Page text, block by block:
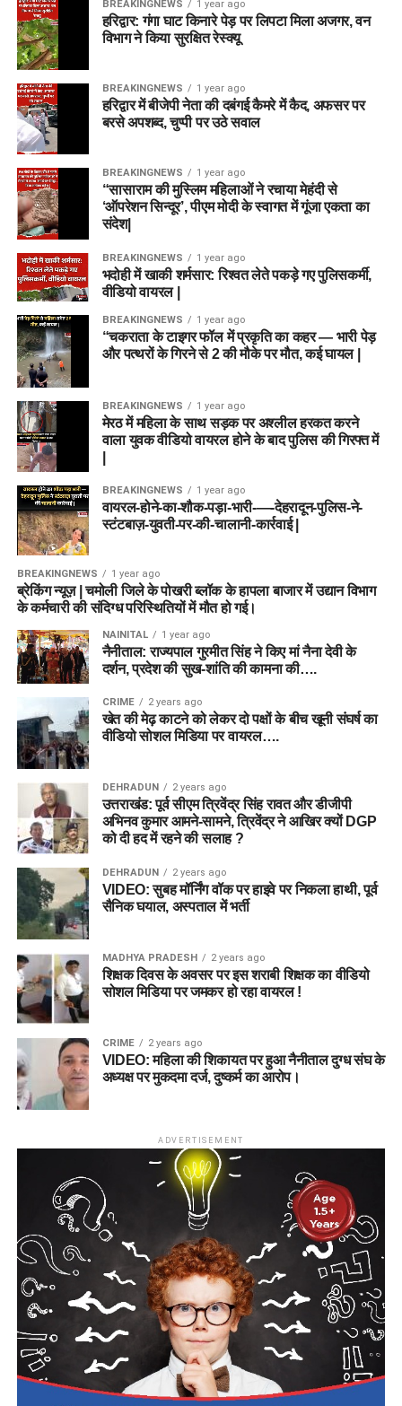
BREAKINGNEWS 1 year ago
हरिद्वार: गंगा घाट किनारे पेड़ पर लिपटा मिला अजगर, वन
विभाग ने किया सुरक्षित रेस्क्यू
BREAKINGNEWS 1 year ago
हरिद्वार में बीजेपी नेता की दबंगई कैमरे में कैद, अफसर पर
बरसे अपशब्द, चुप्पी पर उठे सवाल
BREAKINGNEWS 1 year ago
“सासाराम की मुस्लिम महिलाओं ने रचाया मेहंदी से
‘ऑपरेशन सिन्दूर’, पीएम मोदी के स्वागत में गूंजा एकता का
संदेश|
BREAKINGNEWS 1 year ago
भदोही में खाकी शर्मसार: रिश्वत लेते पकड़े गए पुलिसकर्मी,
वीडियो वायरल |
BREAKINGNEWS 1 year ago
“चकराता के टाइगर फॉल में प्रकृति का कहर — भारी पेड़
और पत्थरों के गिरने से 2 की मौके पर मौत, कई घायल |
BREAKINGNEWS 1 year ago
मेरठ में महिला के साथ सड़क पर अश्लील हरकत करने
वाला युवक वीडियो वायरल होने के बाद पुलिस की गिरफ्त में
BREAKINGNEWS 1 year ago
वायरल-होने-का-शौक-पड़ा-भारी-—-देहरादून-पुलिस-ने-
स्टंटबाज़-युवती-पर-की-चालानी-कार्रवाई |
BREAKINGNEWS 1 year ago
ब्रेकिंग न्यूज़ | चमोली जिले के पोखरी ब्लॉक के हापला बाजार में उद्यान विभाग
के कर्मचारी की संदिग्ध परिस्थितियों में मौत हो गई।
NAINITAL 1 year ago
नैनीताल: राज्यपाल गुरमीत सिंह ने किए मां नैना देवी के
दर्शन, प्रदेश की सुख-शांति की कामना की….
CRIME 2 years ago
खेत की मेढ़ काटने को लेकर दो पक्षों के बीच खूनी संघर्ष का
वीडियो सोशल मिडिया पर वायरल….
DEHRADUN 2 years ago
उत्तराखंड: पूर्व सीएम त्रिवेंद्र सिंह रावत और डीजीपी
अभिनव कुमार आमने-सामने, त्रिवेंद्र ने आखिर क्यों DGP
को दी हद में रहने की सलाह ?
DEHRADUN 2 years ago
VIDEO: सुबह मॉर्निंग वॉक पर हाइवे पर निकला हाथी, पूर्व
सैनिक घयाल, अस्पताल में भर्ती
MADHYA PRADESH 2 years ago
शिक्षक दिवस के अवसर पर इस शराबी शिक्षक का वीडियो
सोशल मिडिया पर जमकर हो रहा वायरल !
CRIME 2 years ago
VIDEO: महिला की शिकायत पर हुआ नैनीताल दुग्ध संघ के
अध्यक्ष पर मुकदमा दर्ज, दुष्कर्म का आरोप।
ADVERTISEMENT